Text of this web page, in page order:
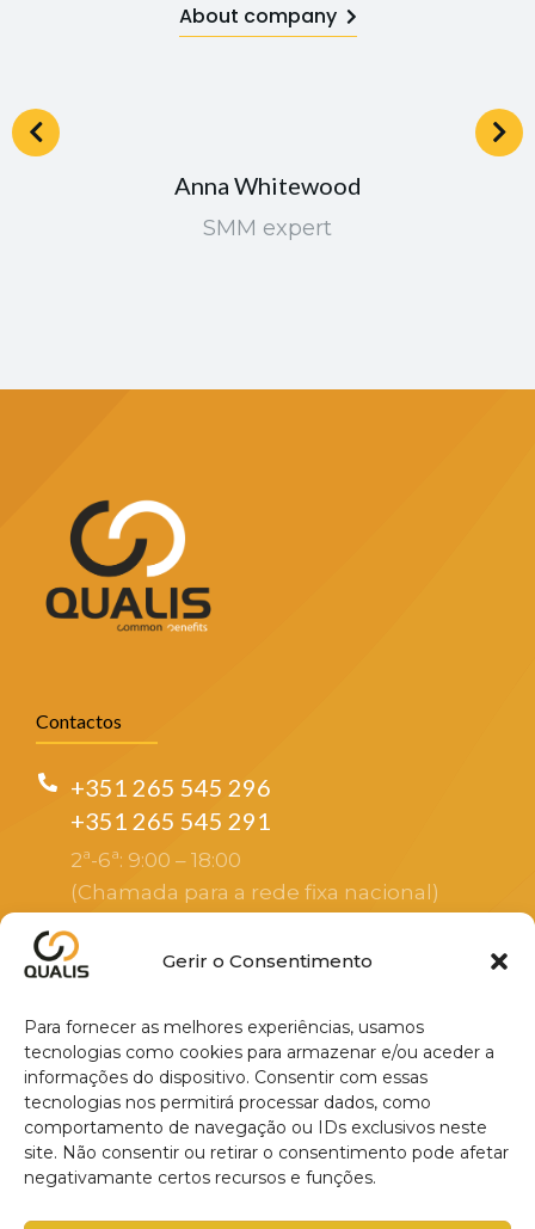
Gerir o Consentimento
Para fornecer as melhores experiências, usamos
tecnologias como cookies para armazenar e/ou aceder a
informações do dispositivo. Consentir com essas
tecnologias nos permitirá processar dados, como
comportamento de navegação ou IDs exclusivos neste
site. Não consentir ou retirar o consentimento pode afetar
negativamante certos recursos e funções.
About company
Anna Whitewood
SMM expert
Contactos
+351 265 545 296
+351 265 545 291
2ª-6ª: 9:00 – 18:00
(Chamada para a rede fixa nacional)
sales@altayin.com
R. Luísa Tody, 12E, 2925-658 São
Lourenço
Endereço do escritório sede